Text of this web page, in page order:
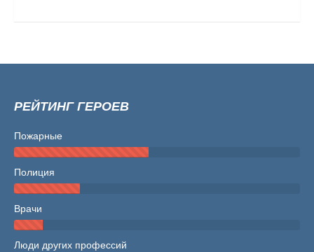
РЕЙТИНГ ГЕРОЕВ
Пожарные
Полиция
Врачи
Люди других профессий